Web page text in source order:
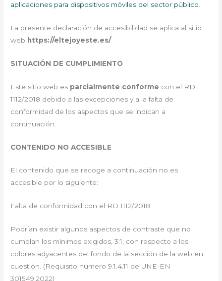
aplicaciones para dispositivos móviles del sector público
La presente declaración de accesibilidad se aplica al sitio
web https://eltejoyeste.es/
SITUACIÓN DE CUMPLIMIENTO
Este sitio web es parcialmente conforme con el RD
1112/2018 debido a las excepciones y a la falta de
conformidad de los aspectos que se indican a
continuación.
CONTENIDO NO ACCESIBLE
El contenido que se recoge a continuación no es
accesible por lo siguiente:
Falta de conformidad con el RD 1112/2018
Podrían existir algunos aspectos de contraste que no
cumplan los mínimos exigidos, 3:1, con respecto a los
colores adyacentes del fondo de la sección de la web en
cuestión. (Requisito número 9.1.4.11 de UNE-EN
301549:2022)